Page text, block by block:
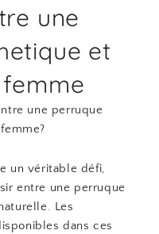
une
et
une perruque
un véritable défi,
entre une perruque
Les
dans ces